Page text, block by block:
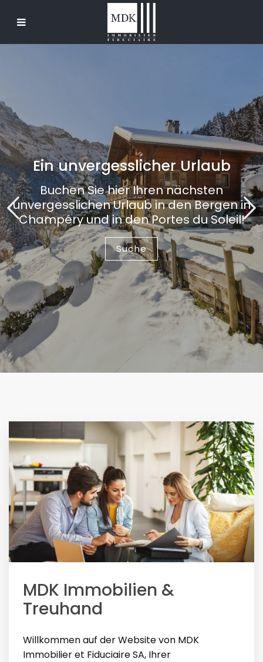
Ein unvergesslicher Urlaub
Buchen Sie hier Ihren nächsten
unvergesslichen Urlaub in den Bergen in
Champéry und in den Portes du Soleil!
Suche
MDK Immobilien &
Treuhand
Willkommen auf der Website von MDK
Immobilier et Fiduciaire SA, Ihrer